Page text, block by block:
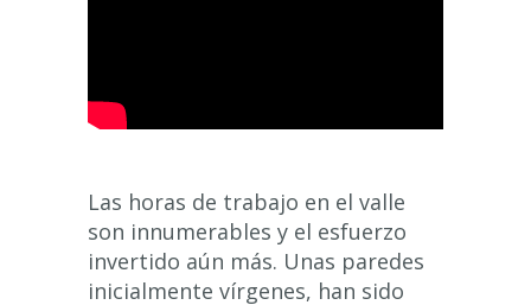
Las horas de trabajo en el valle
son innumerables y el esfuerzo
invertido aún más. Unas paredes
inicialmente vírgenes, han sido